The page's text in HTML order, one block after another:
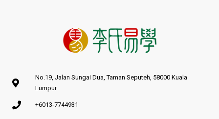
No.19, Jalan Sungai Dua, Taman Seputeh, 58000 Kuala
Lumpur.
+6013-7744931